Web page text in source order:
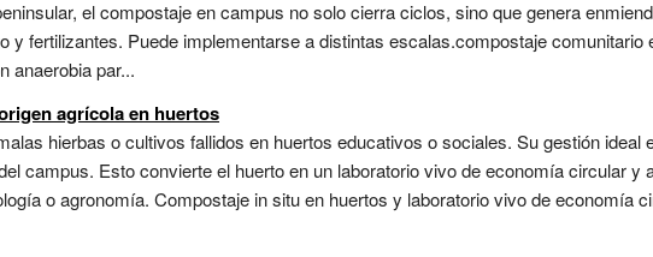
el compostaje en campus no solo cierra ciclos, sino que genera
y fertilizantes. Puede implementarse a distintas escalas.compostaje
anaerobia par...
agrícola en huertos
hierbas o cultivos fallidos en huertos educativos o sociales. Su gestión
campus. Esto convierte el huerto en un laboratorio vivo de economía circular y
o agronomía. Compostaje in situ en huertos y laboratorio vivo de economía